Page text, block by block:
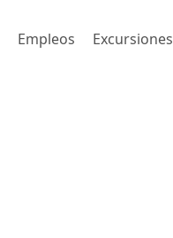
Empleos Excursiones